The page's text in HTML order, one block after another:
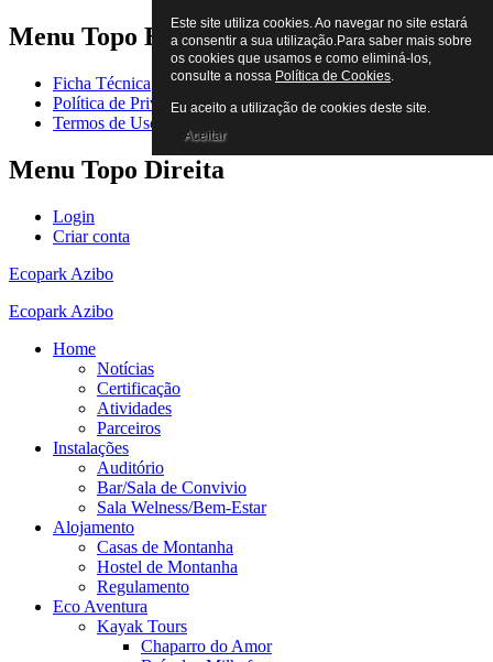
Menu Topo Esquerda
Ficha Técnica
Política de Privacidade
Termos de Uso
Menu Topo Direita
Login
Criar conta
Ecopark Azibo
Ecopark Azibo
Home
Notícias
Certificação
Atividades
Parceiros
Instalações
Auditório
Bar/Sala de Convivio
Sala Welness/Bem-Estar
Alojamento
Casas de Montanha
Hostel de Montanha
Regulamento
Eco Aventura
Kayak Tours
Chaparro do Amor
Este site utiliza cookies. Ao navegar no site estará
a consentir a sua utilização.Para saber mais sobre
os cookies que usamos e como eliminá-los,
consulte a nossa Política de Cookies.
Eu aceito a utilização de cookies deste site.
Aceitar